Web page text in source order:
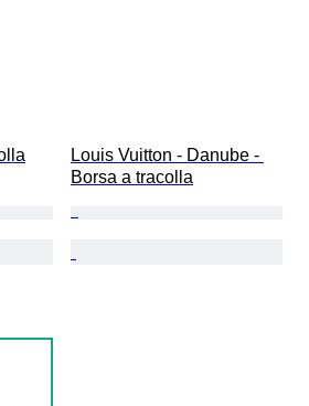
Louis Vuitton - Danube -
Borsa a tracolla